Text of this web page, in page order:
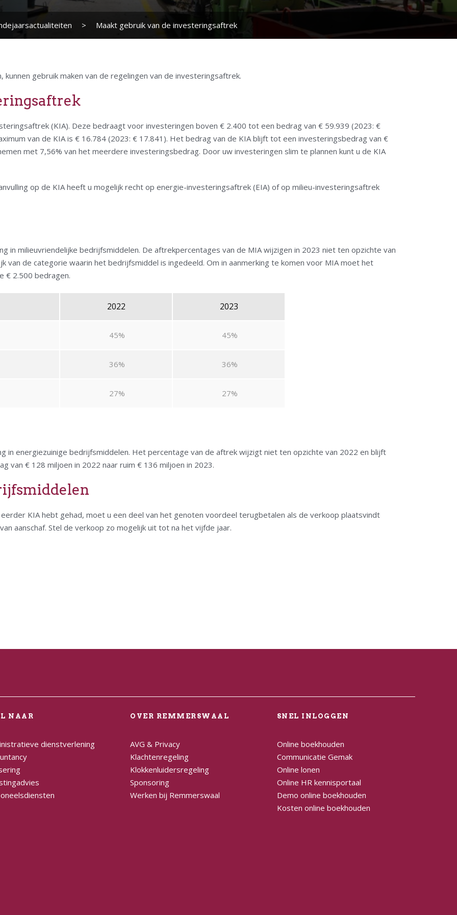
> Maakt gebruik van de investeringsaftrek
gebruik maken van de regelingen van de investeringsaftrek.
(KIA). Deze bedraagt voor investeringen boven € 2.400 tot een bedrag van € 59.939 (2023: €
van de KIA is € 16.784 (2023: € 17.841). Het bedrag van de KIA blijft tot een investeringsbedrag van €
met 7,56% van het meerdere investeringsbedrag. Door uw investeringen slim te plannen kunt u de KIA
op de KIA heeft u mogelijk recht op energie-investeringsaftrek (EIA) of op milieu-investeringsaftrek
in milieuvriendelijke bedrijfsmiddelen. De aftrekpercentages van de MIA wijzigen in 2023 niet ten opzichte van
van de categorie waarin het bedrijfsmiddel is ingedeeld. Om in aanmerking te komen voor MIA moet het
€ 2.500 bedragen.
2022 2023
45% 45%
36% 36%
27% 27%
in energiezuinige bedrijfsmiddelen. Het percentage van de aftrek wijzigt niet ten opzichte van 2022 en blijft
van € 128 miljoen in 2022 naar ruim € 136 miljoen in 2023.
KIA hebt gehad, moet u een deel van het genoten voordeel terugbetalen als de verkoop plaatsvindt
aanschaf. Stel de verkoop zo mogelijk uit tot na het vijfde jaar.
NAAR
dienstverlening
OVER REMMERSWAAL
AVG & Privacy
Klachtenregeling
Klokkenluidersregeling
Sponsoring
Werken bij Remmerswaal
SNEL INLOGGEN
Online boekhouden
Communicatie Gemak
Online lonen
Online HR kennisportaal
Demo online boekhouden
Kosten online boekhouden